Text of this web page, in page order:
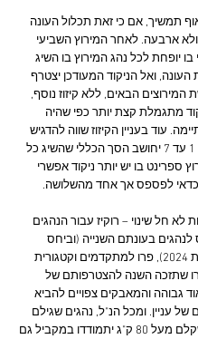
תמשיך, אם כי זאת תכלול העונה
ארבעה. לאחר המירוץ השביעי
בו יופחת לכל נהג המירוץ בו השיג
העונה, ואל הניקוד המעודכן יצטרף
המירוצים הבאים, ללא קיזוז נוסף,
מתגמלת קצת יותר כפי שהיה
עוד בעניין הקיזוז שווה להדגיש
כי עבור מירוצים 1 עד 7 יחושב הסך הכללי שהשיג כל
ספרינט בו יש יותר ניקוד אפשרי
לפספס אך אחד מהשלושה.
לא חל שינוי – רוקיז עבור הנהגים
לנהגים בעונתם השנייה (וביחס
למיקומם בטבלת 2024), פרו למתקדמים וקטגורית
שתזכה השנה להצטרפותם של
גבוהה והמאבקים צפויים להביא
של עניין. ומכל הנ"ל, נהגים שגילם
מעל 40 ו/או משקלם מעל 80 ק"ג יתמודדו במקביל גם